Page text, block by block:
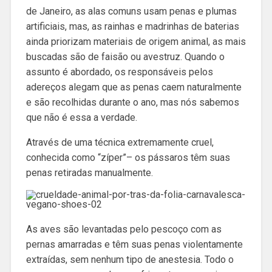
de Janeiro, as alas comuns usam penas e plumas
artificiais, mas, as rainhas e madrinhas de baterias
ainda priorizam materiais de origem animal, as mais
buscadas são de faisão ou avestruz. Quando o
assunto é abordado, os responsáveis pelos
adereços alegam que as penas caem naturalmente
e são recolhidas durante o ano, mas nós sabemos
que não é essa a verdade.
Através de uma técnica extremamente cruel,
conhecida como “zíper”– os pássaros têm suas
penas retiradas manualmente.
As aves são levantadas pelo pescoço com as
pernas amarradas e têm suas penas violentamente
extraídas, sem nenhum tipo de anestesia. Todo o